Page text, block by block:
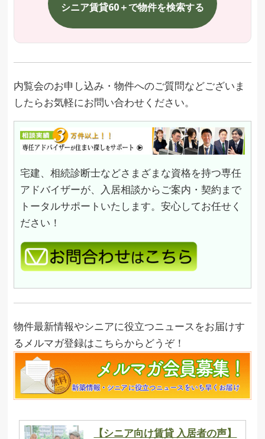
シニア賃貸60＋で物件を検索する
内覧会のお申し込み・物件へのご質問などございま
したらお気軽にお問い合わせください。
宅建、相続診断士などさまざまな資格を持つ専任
アドバイザーが、入居相談からご案内・契約まで
トータルサポートいたします。安心してお任せく
ださい！
物件最新情報やシニアに役立つニュースをお届けす
るメルマガ登録はこちらからどうぞ！
【シニア向け賃貸 入居者の声】